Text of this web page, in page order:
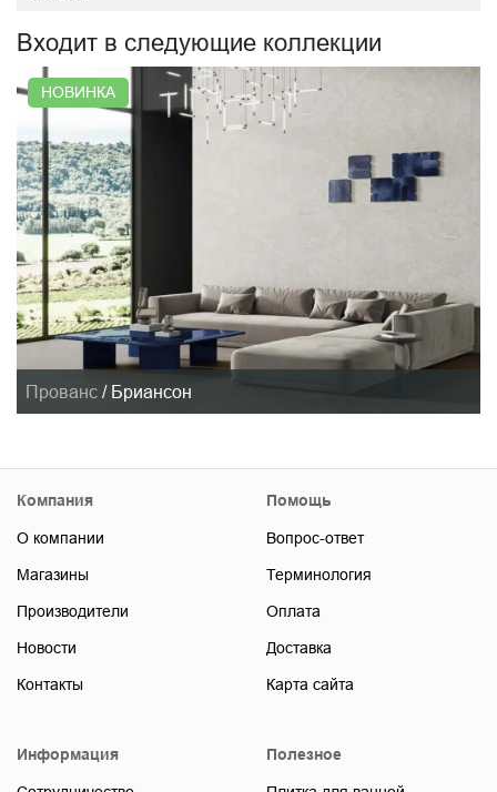
Входит в следующие коллекции
НОВИНКА
Прованс / Бриансон
Компания
О компании
Магазины
Производители
Новости
Контакты
Помощь
Вопрос-ответ
Терминология
Оплата
Доставка
Карта сайта
Информация Полезное